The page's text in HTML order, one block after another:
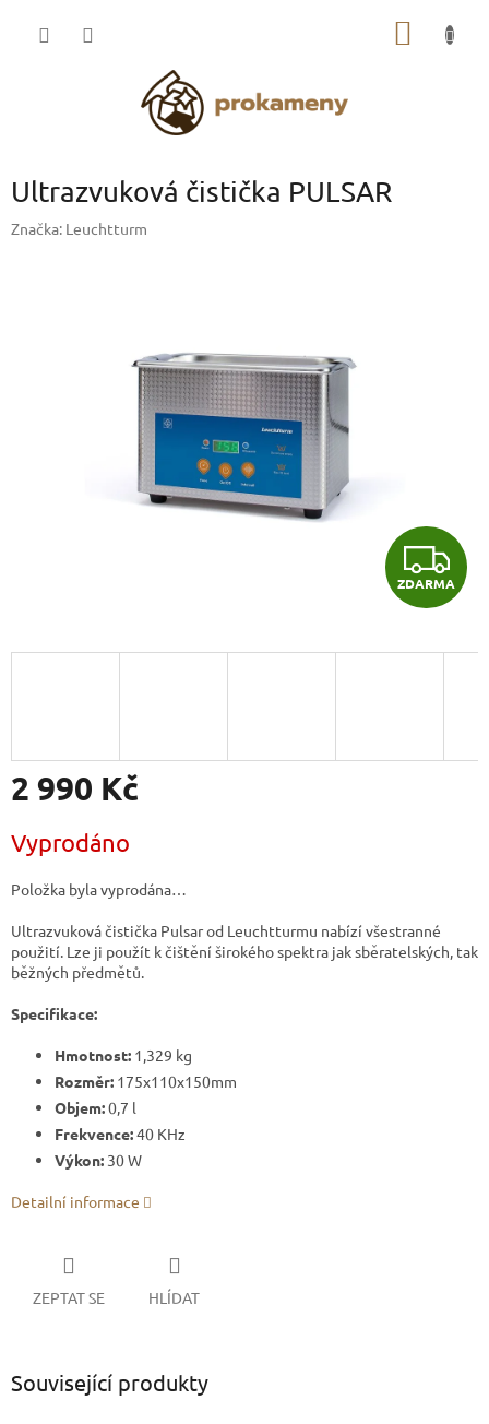
Ultrazvuková čistička PULSAR
Značka: Leuchtturm
Z
D
A
ZDARMA
2 990 Kč
cena:
Vyprodáno
Položka byla vyprodána…
Ultrazvuková čistička Pulsar od Leuchtturmu nabízí všestranné
použití. Lze ji použít k čištění širokého spektra jak sběratelských, tak
běžných předmětů.
Specifikace:
Hmotnost: 1,329 kg
Rozměr: 175x110x150mm
Objem:0,7 l
Frekvence:40 KHz
Výkon: 30 W
Detailní informace
ZEPTAT SE HLÍDAT
Související produkty